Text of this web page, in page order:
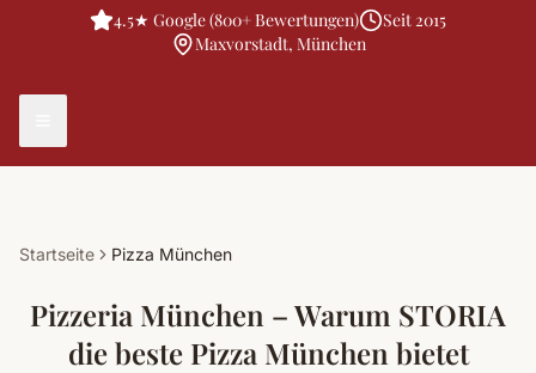
4.5★ Google (800+ Bewertungen)
Seit 2015
Maxvorstadt, München
Startseite Pizza München
Pizzeria München – Warum STORIA
die beste Pizza München bietet